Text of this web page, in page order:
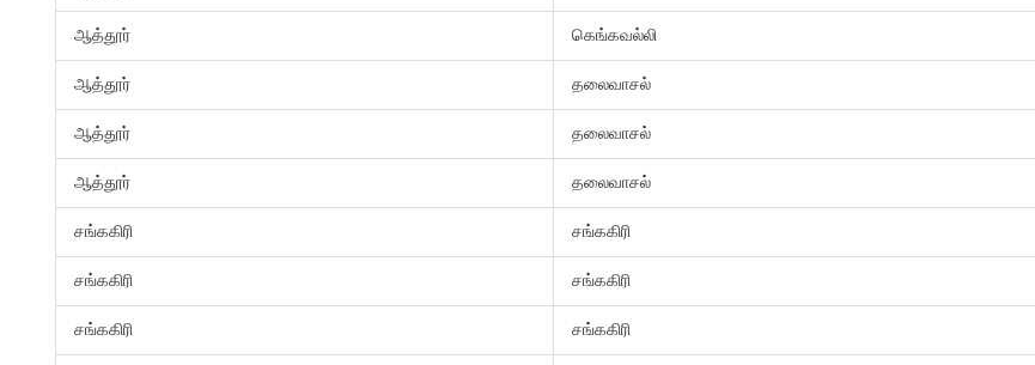
ஆத்தூர்
கெங்கவல்லி
ஆத்தூர்
தலைவாசல்
ஆத்தூர்
தலைவாசல்
ஆத்தூர்
தலைவாசல்
சங்ககிரி
சங்ககிரி
சங்ககிரி
சங்ககிரி
சங்ககிரி
சங்ககிரி